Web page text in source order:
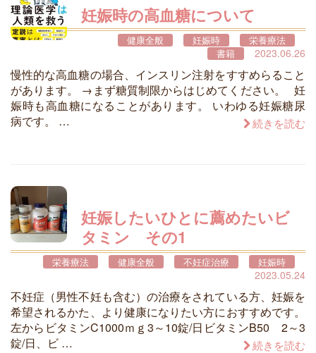
妊娠時の高血糖について
健康全般 妊娠時
栄養療法
書籍
2023.06.26
慢性的な高血糖の場合、インスリン注射をすすめらること
があります。 →まず糖質制限からはじめてください。 妊
娠時も高血糖になることがあります。 いわゆる妊娠糖尿
病です。 …
続きを読む
妊娠したいひとに薦めたいビ
タミン その1
栄養療法 健康全般 不妊症治療 妊娠時
2023.05.24
不妊症（男性不妊も含む）の治療をされている方、妊娠を
希望されるかた、より健康になりたい方におすすめです。
左からビタミンC1000ｍｇ3～10錠/日ビタミンB50 2～3
錠/日、ビ …
続きを読む